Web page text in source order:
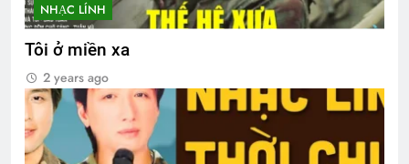
NHẠC LÍNH
Tôi ở miền xa
2 years ago